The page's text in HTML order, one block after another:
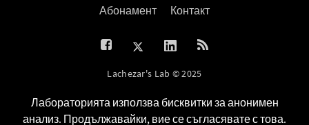
Лабораторията използва бисквитки за анонимен
анализ. Продължавайки, вие се съгласявате с това.
Абонамент Контакт
Lachezar's Lab © 2025